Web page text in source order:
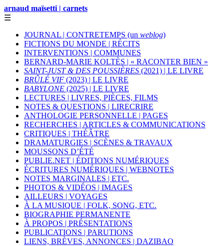
arnaud maïsetti | carnets
☰
JOURNAL | CONTRETEMPS (un weblog)
FICTIONS DU MONDE | RÉCITS
INTERVENTIONS | COMMUNES
BERNARD-MARIE KOLTÈS | « RACONTER BIEN »
SAINT-JUST & DES POUSSIÈRES (2021) | LE LIVRE
BRÛLÉ VIF (2023) | LE LIVRE
BABYLONE (2025) | LE LIVRE
LECTURES | LIVRES, PIÈCES, FILMS
NOTES & QUESTIONS | LIRECRIRE
ANTHOLOGIE PERSONNELLE | PAGES
RECHERCHES | ARTICLES & COMMUNICATIONS
CRITIQUES | THÉÂTRE
DRAMATURGIES | SCÈNES & TRAVAUX
MOUSSONS D’ÉTÉ
PUBLIE.NET | ÉDITIONS NUMÉRIQUES
ÉCRITURES NUMÉRIQUES | WEBNOTES
NOTES MARGINALES | ETC.
PHOTOS & VIDÉOS | IMAGES
AILLEURS | VOYAGES
À LA MUSIQUE | FOLK, SONG, ETC.
BIOGRAPHIE PERMANENTE
À PROPOS | PRÉSENTATIONS
PUBLICATIONS | PARUTIONS
LIENS, BRÈVES, ANNONCES | DAZIBAO